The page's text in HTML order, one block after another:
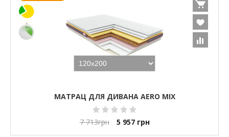
МАТРАЦ ДЛЯ ДИВАНА AERO MIX
7 713грн 5 957 грн